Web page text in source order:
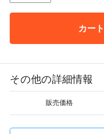
カー
その他の詳細情報
販売価格